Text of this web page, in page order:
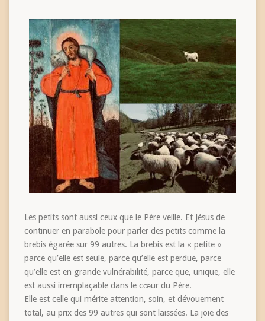
Les petits sont aussi ceux que le Père veille. Et Jésus de
continuer en parabole pour parler des petits comme la
brebis égarée sur 99 autres. La brebis est la « petite »
parce qu’elle est seule, parce qu’elle est perdue, parce
qu’elle est en grande vulnérabilité, parce que, unique, elle
est aussi irremplaçable dans le cœur du Père.
Elle est celle qui mérite attention, soin, et dévouement
total, au prix des 99 autres qui sont laissées. La joie des